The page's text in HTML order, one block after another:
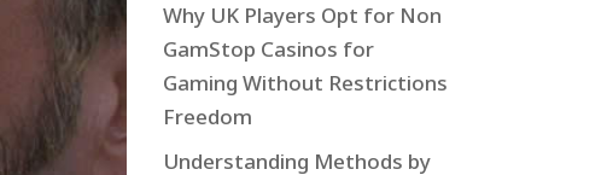
Why UK Players Opt for Non
GamStop Casinos for
Gaming Without Restrictions
Freedom
Understanding Methods by